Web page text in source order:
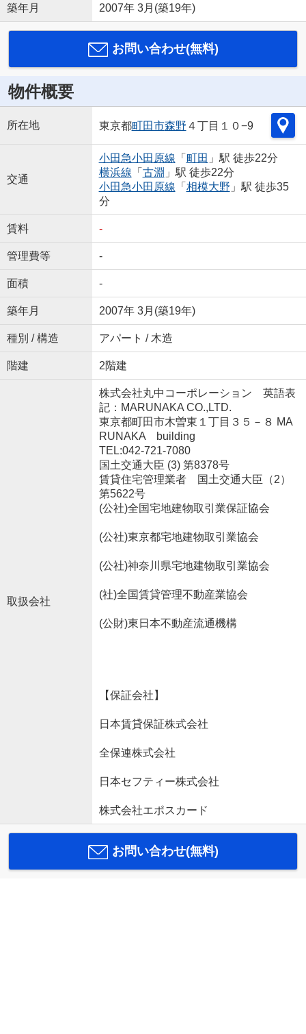
築年月 2007年 3月(築19年)
お問い合わせ(無料)
物件概要
所在地 東京都町田市森野 ４丁目１０−9
交通
小田急小田原線 「 町田 」駅 徒歩22分
横浜線 「 古淵 」駅 徒歩22分
小田急小田原線 「 相模大野 」駅 徒歩35
分
賃料 -
管理費等 -
面積 -
築年月 2007年 3月(築19年)
種別 / 構造 アパート / 木造
階建 2階建
取扱会社
株式会社丸中コーポレーション 英語表
記：MARUNAKA CO.,LTD.
東京都町田市木曽東１丁目３５－８ MA
RUNAKA building
TEL:042-721-7080
国土交通大臣 (3) 第8378号
賃貸住宅管理業者 国土交通大臣（2）
第5622号
(公社)全国宅地建物取引業保証協会
(公社)東京都宅地建物取引業協会
(公社)神奈川県宅地建物取引業協会
(社)全国賃貸管理不動産業協会
(公財)東日本不動産流通機構
【保証会社】
日本賃貸保証株式会社
全保連株式会社
日本セフティー株式会社
株式会社エポスカード
お問い合わせ(無料)